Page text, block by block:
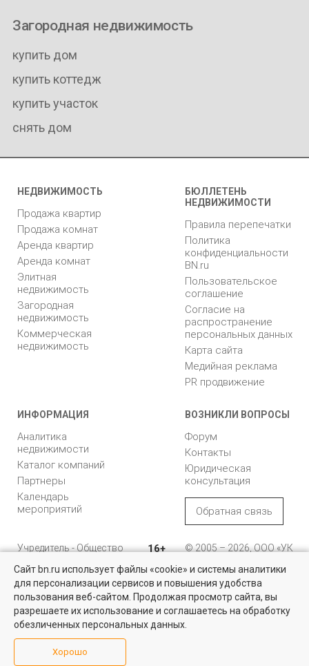
Квартиры на вторичном рынке
Более 10 тысяч квартир в Санкт-Петербурге и области от
собственников и агентств недвижимости
Посмотреть
Загородная недвижимость
купить дом
купить коттедж
купить участок
снять дом
НЕДВИЖИМОСТЬ
Продажа квартир
Продажа комнат
Аренда квартир
Аренда комнат
Элитная
недвижимость
Загородная
недвижимость
Коммерческая
недвижимость
БЮЛЛЕТЕНЬ
НЕДВИЖИМОСТИ
Правила перепечатки
Политика
конфиденциальности
BN.ru
Пользовательское
соглашение
Согласие на
распространение
персональных данных
Карта сайта
Медийная реклама
PR продвижение
ИНФОРМАЦИЯ
Аналитика
недвижимости
Каталог компаний
Партнеры
Календарь
мероприятий
ВОЗНИКЛИ ВОПРОСЫ
Форум
Контакты
Юридическая
консультация
Обратная связь
Учредитель - Общество
ответственностью
"Управляющая
компания "Бюллетень
недвижимости"
16+
© 2005 – 2026, ООО «УК
196105, Санкт-
Петербург, пр. Юрия
Гагарина, 1
8 (812) 331-93-56
reklama@bn.ru
Сайт bn.ru использует файлы «cookie» и системы аналитики
для персонализации сервисов и повышения удобства
пользования веб-сайтом. Продолжая просмотр сайта, вы
разрешаете их использование и соглашаетесь на обработку
обезличенных персональных данных.
Хорошо